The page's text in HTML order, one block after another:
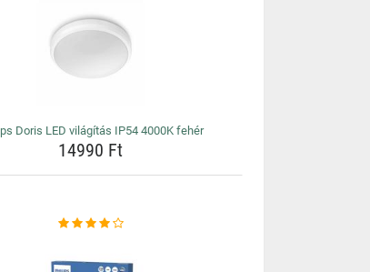
Doris LED világítás IP54 4000K fehér
14990 Ft